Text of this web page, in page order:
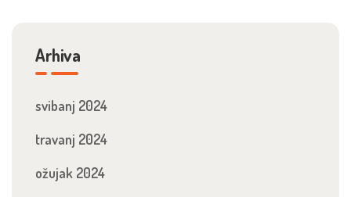
Arhiva
svibanj 2024
travanj 2024
ožujak 2024